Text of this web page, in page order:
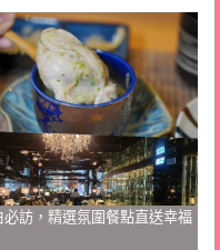
訪，精選氛圍餐點直送幸福